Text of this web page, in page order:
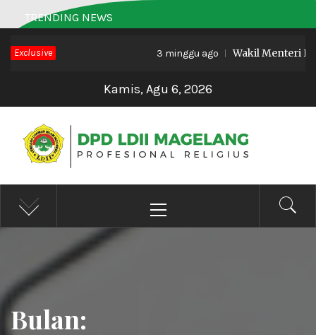
to
content
TRENDING NEWS
Exclusive 3 minggu ago Wakil Menteri Haji
Kamis, Agu 6, 2026
DPD LDII MAGELANG
Profesional Religius
Menu
Bulan: